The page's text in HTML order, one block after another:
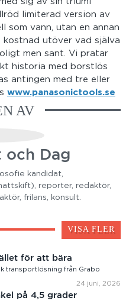
limiterad version av
som vann, utan en annan
utöver vad själva
men sant. Vi pratar
historia med borstlös
antingen med tre eller
www.panasonictools.se
AV
och Dag
kandidat,
reporter, redaktör,
frilans, konsult.
VISA FLER
för att bära
transportlösning från Grabo
24 juni, 2026
på 4,5 grader